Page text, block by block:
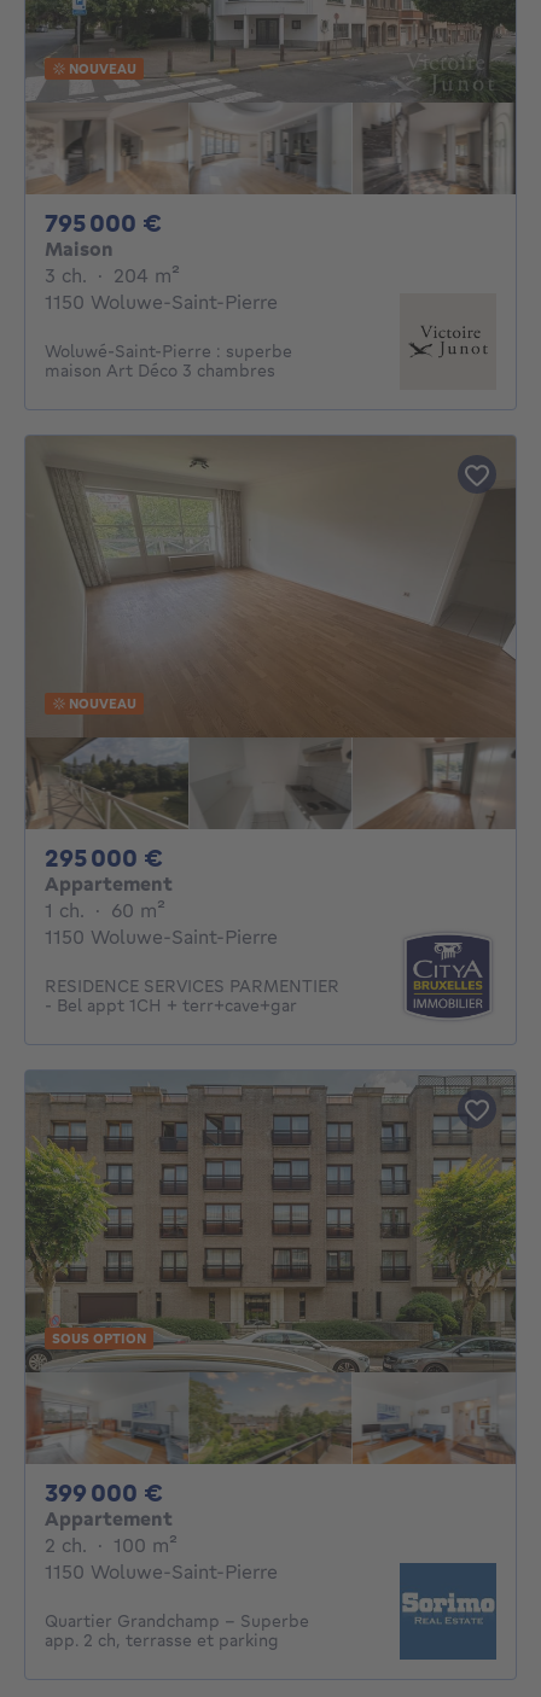
NOUVEAU
795 000 €
Maison
3 ch. 3 chambres
· 204 m²
1150 Woluwe-Saint-Pierre
Woluwé-Saint-Pierre : superbe
maison Art Déco 3 chambres
NOUVEAU
295 000 €
Appartement
1 ch. 1 chambre
· 60 m²
1150 Woluwe-Saint-Pierre
RESIDENCE SERVICES PARMENTIER
- Bel appt 1CH + terr+cave+gar
SOUS OPTION
399 000 €
Appartement
2 ch. 2 chambres
· 100 m²
1150 Woluwe-Saint-Pierre
Quartier Grandchamp - Superbe
app. 2 ch, terrasse et parking